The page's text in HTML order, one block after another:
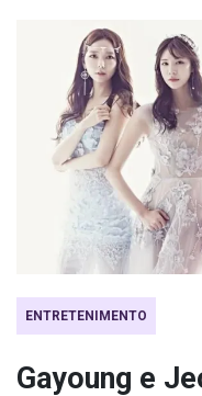
ENTRETENIMENTO
Gayoung e